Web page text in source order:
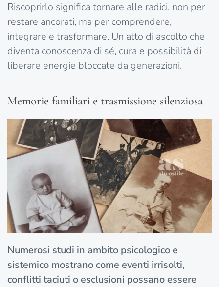
Riscoprirlo significa tornare alle radici, non per
restare ancorati, ma per comprendere,
integrare e trasformare. Un atto di ascolto che
diventa conoscenza di sé, cura e possibilità di
liberare energie bloccate da generazioni.
Memorie familiari e trasmissione silenziosa
Numerosi studi in ambito psicologico e
sistemico mostrano come eventi irrisolti,
conflitti taciuti o esclusioni possano essere